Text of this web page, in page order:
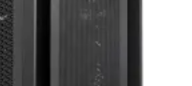
благодарит Вас за выбор
Мы уверены, что
техника будет служить
при соблюдении правил